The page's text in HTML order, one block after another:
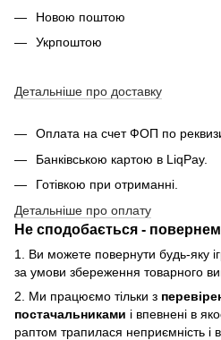
Новою поштою
Укрпоштою
Детальніше про доставку
Оплата на счет ФОП по
Банківською картою в LiqPay.
Готівкою при отриманні.
Детальніше про оплату
Не сподобається -
1. Ви можете повернути будь-яку
за умови збереження товарного
2. Ми працюємо тільки з
постачальниками і впевнені в
раптом трапилася неприємність